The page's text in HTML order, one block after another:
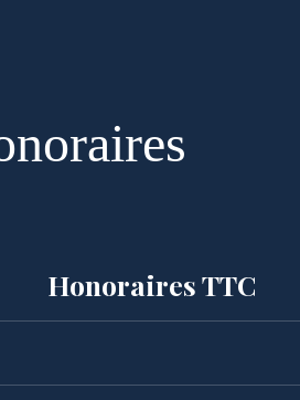
Honoraires TTC